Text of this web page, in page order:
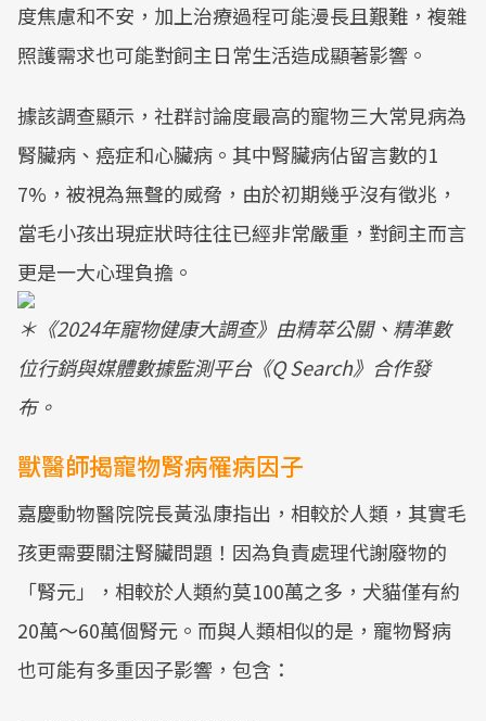
度焦慮和不安，加上治療過程可能漫長且艱難，複雜
照護需求也可能對飼主日常生活造成顯著影響。
據該調查顯示，社群討論度最高的寵物三大常見病為
腎臟病、癌症和心臟病。其中腎臟病佔留言數的1
7%，被視為無聲的威脅，由於初期幾乎沒有徵兆，
當毛小孩出現症狀時往往已經非常嚴重，對飼主而言
更是一大心理負擔。
＊《2024年寵物健康大調查》由精萃公關、精準數
位行銷與媒體數據監測平台《Q Search》合作發
布。
獸醫師揭寵物腎病罹病因子
嘉慶動物醫院院長黃泓康指出，相較於人類，其實毛
孩更需要關注腎臟問題！因為負責處理代謝廢物的
「腎元」，相較於人類約莫100萬之多，犬貓僅有約
20萬～60萬個腎元。而與人類相似的是，寵物腎病
也可能有多重因子影響，包含：